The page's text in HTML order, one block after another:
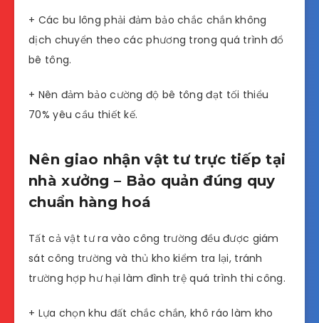
+ Các bu lông phải đảm bảo chắc chắn không
dịch chuyển theo các phương trong quá trình đổ
bê tông.
+ Nên đảm bảo cường độ bê tông đạt tối thiểu
70% yêu cầu thiết kế.
Nên giao nhận vật tư trực tiếp tại
nhà xưởng – Bảo quản đúng quy
chuẩn hàng hoá
Tất cả vật tư ra vào công trường đều được giám
sát công trường và thủ kho kiểm tra lại, tránh
trường hợp hư hại làm đình trệ quá trình thi công.
+ Lựa chọn khu đất chắc chắn, khô ráo làm kho